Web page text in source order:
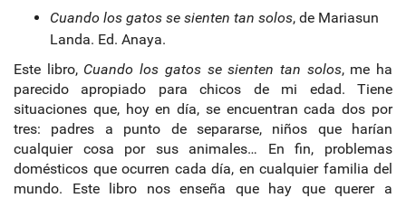
Cuando los gatos se sienten tan solos, de Mariasun
Landa. Ed. Anaya.
Este libro, Cuando los gatos se sienten tan solos, me ha
parecido apropiado para chicos de mi edad. Tiene
situaciones que, hoy en día, se encuentran cada dos por
tres: padres a punto de separarse, niños que harían
cualquier cosa por sus animales… En fin, problemas
domésticos que ocurren cada día, en cualquier familia del
mundo. Este libro nos enseña que hay que querer a